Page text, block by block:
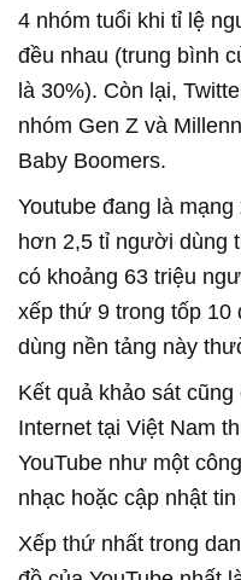
4 nhóm tuổi khi tỉ lệ
đều nhau (trung bình
là 30%). Còn lại,
nhóm Gen Z và
Baby Boomers.
Youtube đang là
hơn 2,5 tỉ người dùng
có khoảng 63 triệu
xếp thứ 9 trong tốp
dùng nền tảng này
Kết quả khảo sát
Internet tại Việt Nam
YouTube như một
nhạc hoặc cập nhật
Xếp thứ nhất trong